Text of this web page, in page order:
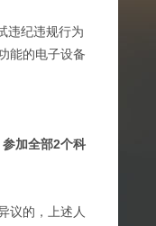
违纪违规行为
能的电子设备
参加全部2个科
议的，上述人